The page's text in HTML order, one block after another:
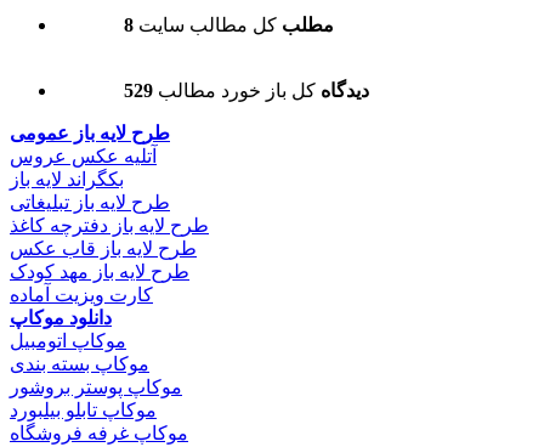
8 مطلب کل مطالب سایت
529 دیدگاه کل باز خورد مطالب
طرح لایه باز عمومی
آتلیه عکس عروس
بکگراند لایه باز
طرح لایه باز تبلیغاتی
طرح لایه باز دفترچه کاغذ
طرح لایه باز قاب عکس
طرح لایه باز مهد کودک
کارت ویزیت آماده
دانلود موکاپ
موکاپ اتومبیل
موکاپ بسته بندی
موکاپ پوستر بروشور
موکاپ تابلو بیلبورد
موکاپ غرفه فروشگاه